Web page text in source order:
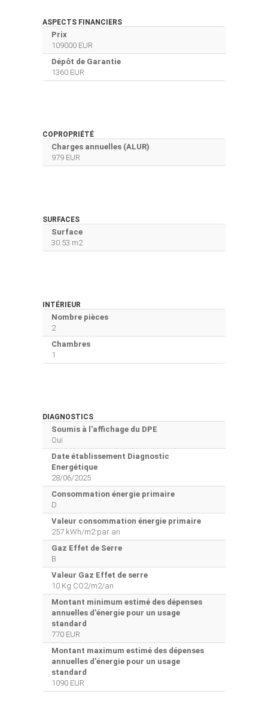
ASPECTS FINANCIERS
Prix
109000 EUR
Dépôt de Garantie
1360 EUR
COPROPRIÉTÉ
Charges annuelles (ALUR)
979 EUR
SURFACES
Surface
30.53 m2
INTÉRIEUR
Nombre pièces
2
Chambres
1
DIAGNOSTICS
Soumis à l'affichage du DPE
Oui
Date établissement Diagnostic
Energétique
28/06/2025
Consommation énergie primaire
D
Valeur consommation énergie primaire
257 kWh/m2 par an
Gaz Effet de Serre
B
Valeur Gaz Effet de serre
10 Kg CO2/m2/an
Montant minimum estimé des dépenses
annuelles d'énergie pour un usage
standard
770 EUR
Montant maximum estimé des dépenses
annuelles d'énergie pour un usage
standard
1090 EUR